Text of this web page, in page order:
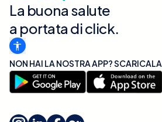
La buona salute
a portata di click.
NON HAI LA NOSTRA APP? SCARICALA